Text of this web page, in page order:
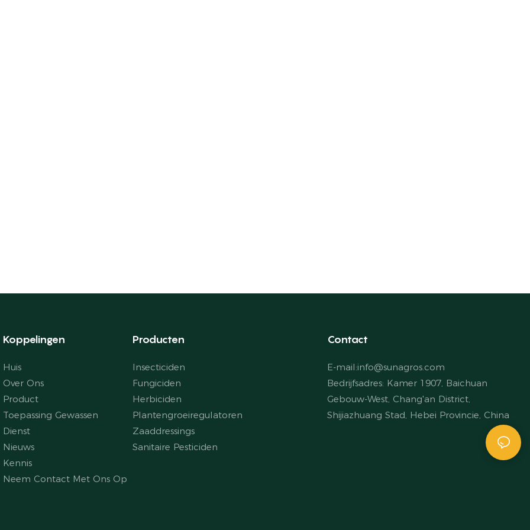
Koppelingen
Huis
Over Ons
Product
Toepassing Gewassen
Dienst
Nieuws
Kennis
Neem Contact Met Ons Op
Producten
Insecticiden
Fungiciden
Herbiciden
Plantengroeiregulatoren
Zaaddressings
Sanitaire Pesticiden
Contact
E-mail:info@sunagros.com
Bedrijfsadres: Kamer 1907, Baichuan
Gebouw-West, Chang'an District,
Shijiazhuang Stad, Hebei Provincie, China